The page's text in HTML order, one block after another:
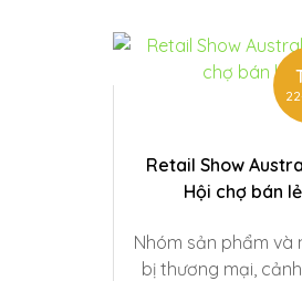
Retail Show
Hội chợ bán
Nhóm sản phẩm và
bị thương mại,